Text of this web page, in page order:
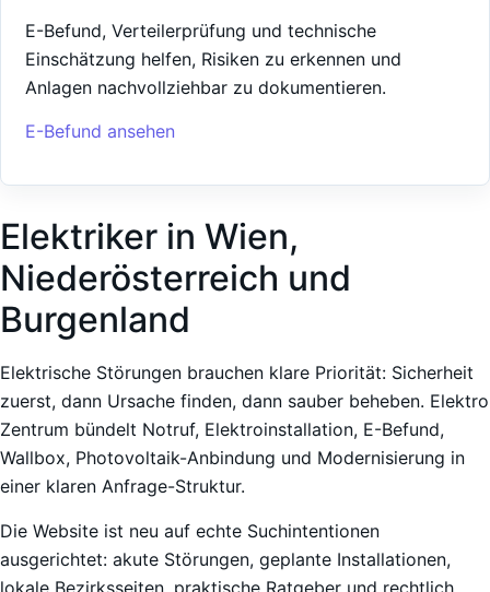
E-Befund, Verteilerprüfung und technische
Einschätzung helfen, Risiken zu erkennen und
Anlagen nachvollziehbar zu dokumentieren.
E-Befund ansehen
Elektriker in Wien,
Niederösterreich und
Burgenland
Elektrische Störungen brauchen klare Priorität: Sicherheit
zuerst, dann Ursache finden, dann sauber beheben. Elektro
Zentrum bündelt Notruf, Elektroinstallation, E-Befund,
Wallbox, Photovoltaik-Anbindung und Modernisierung in
einer klaren Anfrage-Struktur.
Die Website ist neu auf echte Suchintentionen
ausgerichtet: akute Störungen, geplante Installationen,
lokale Bezirksseiten, praktische Ratgeber und rechtlich